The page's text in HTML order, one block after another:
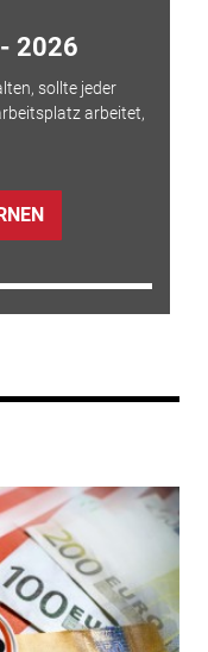
2026
sollte jeder
arbeitet,